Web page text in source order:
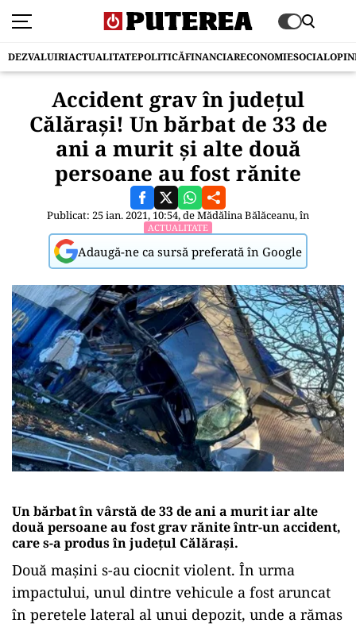
DEZVALUIRIACTUALITATEPOLITICĂFINANCIARECONOMIESOCIAL
Accident grav în județul
Călărași! Un bărbat de 33 de
ani a murit și alte două
persoane au fost rănite
Publicat: 25 ian. 2021, 10:54, deMădălina Bălăceanu, în
ACTUALITATE
Adaugă-ne ca sursă preferată în Google
Un bărbat în vârstă de 33 de ani a murit iar alte
două persoane au fost grav rănite într-un accident,
care s-a produs în județul Călărași.
Două mașini s-au ciocnit violent. În urma
impactului, unul dintre vehicule a fost aruncat
în peretele lateral al unui depozit, unde a rămas